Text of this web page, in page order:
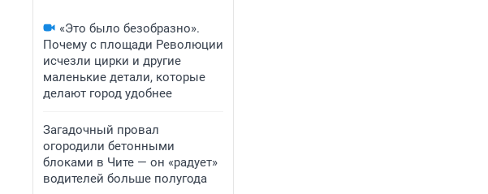
«Это было безобразно».
Почему с площади Революции
исчезли цирки и другие
маленькие детали, которые
делают город удобнее
Загадочный провал
огородили бетонными
блоками в Чите — он «радует»
водителей больше полугода